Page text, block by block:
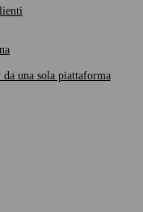
una sola piattaforma